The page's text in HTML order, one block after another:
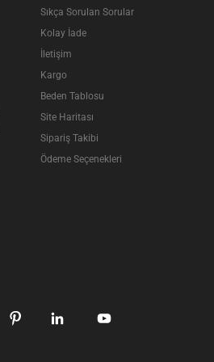
Sıkça Sorulan Sorular
Kolay İade
İletişim
Kargo
Beden Tablosu
Site Haritası
Sipariş Takibi
Ödeme Seçenekleri